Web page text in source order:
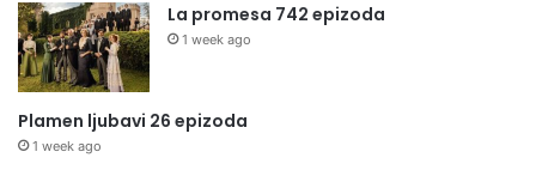
La promesa 742 epizoda
1 week ago
Plamen ljubavi 26 epizoda
1 week ago